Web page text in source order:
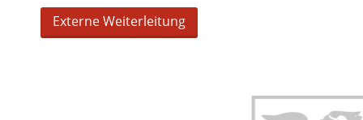
Externe Weiterleitung